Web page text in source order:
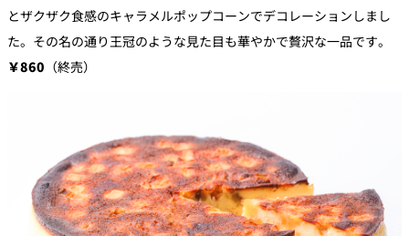
とザクザク食感のキャラメルポップコーンでデコレーションしまし
た。その名の通り王冠のような見た目も華やかで贅沢な一品です。
￥860 （終売）